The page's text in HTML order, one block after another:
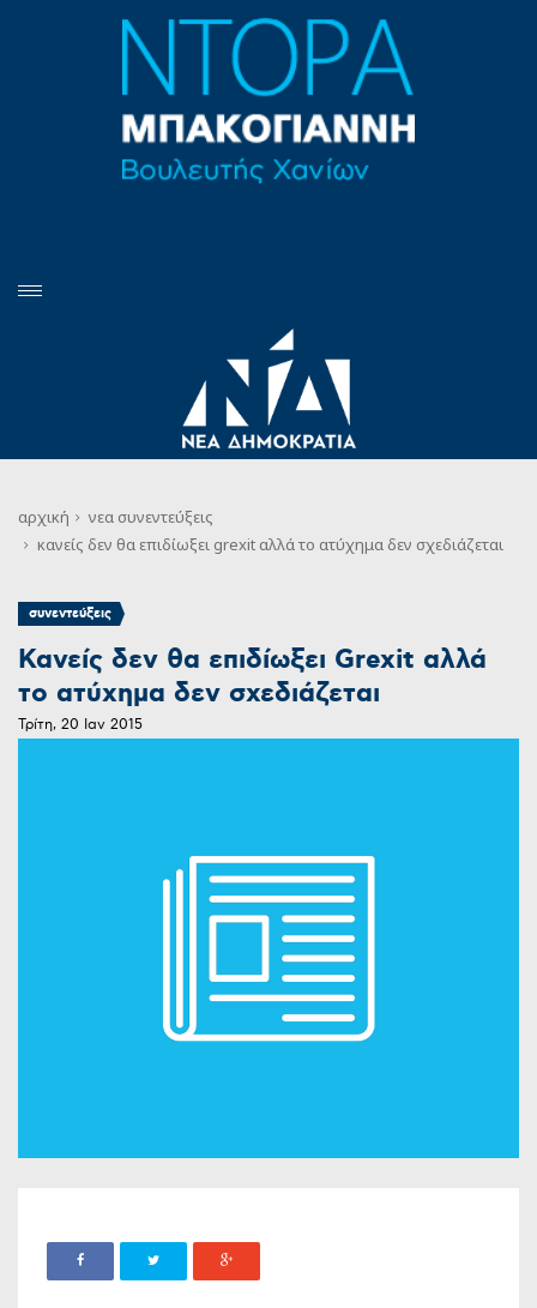
αρχική νεα συνεντεύξεις
κανείς δεν θα επιδίωξει grexit αλλά το ατύχημα δεν σχεδιάζεται
συνεντεύξεις
Κανείς δεν θα επιδίωξει Grexit αλλά
το ατύχημα δεν σχεδιάζεται
Τρίτη, 20 Ιαν 2015